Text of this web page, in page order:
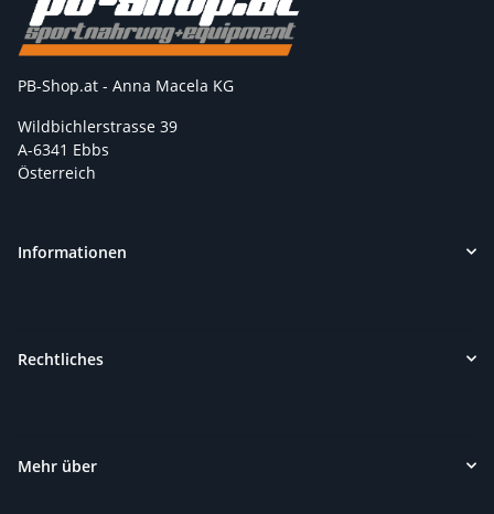
PB-Shop.at - Anna Macela KG
Wildbichlerstrasse 39
A-6341 Ebbs
Österreich
Informationen
Rechtliches
Mehr über